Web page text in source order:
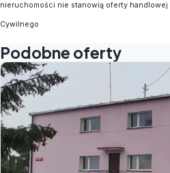
nieruchomości nie stanowią oferty
Cywilnego
Podobne oferty